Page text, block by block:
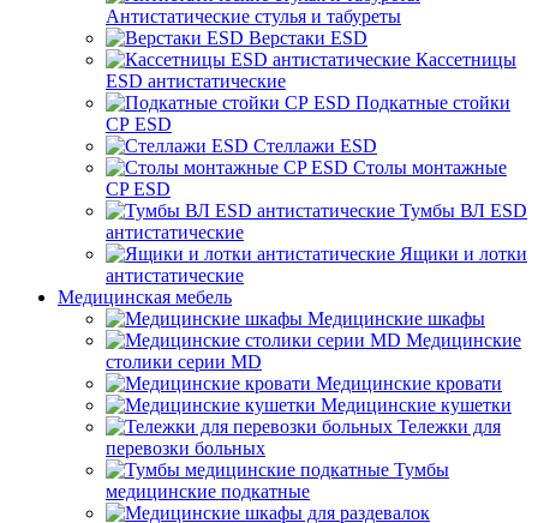
Антистатические стулья и табуреты
Верстаки ESD
Кассетницы
ESD антистатические
Подкатные стойки
СР ESD
Стеллажи ESD
Столы монтажные
CP ESD
Тумбы ВЛ ESD
антистатические
Ящики и лотки
антистатические
Медицинская мебель
Медицинские шкафы
Медицинские
столики серии MD
Медицинские кровати
Медицинские кушетки
Тележки для
перевозки больных
Тумбы
медицинские подкатные